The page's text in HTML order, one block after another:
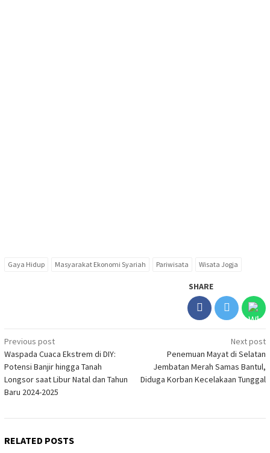
Gaya Hidup Masyarakat Ekonomi Syariah Pariwisata Wisata Jogja
SHARE
Post
navigation
Previous post
Waspada Cuaca Ekstrem di DIY:
Potensi Banjir hingga Tanah
Longsor saat Libur Natal dan Tahun
Baru 2024-2025
Next post
Penemuan Mayat di Selatan
Jembatan Merah Samas Bantul,
Diduga Korban Kecelakaan Tunggal
RELATED POSTS